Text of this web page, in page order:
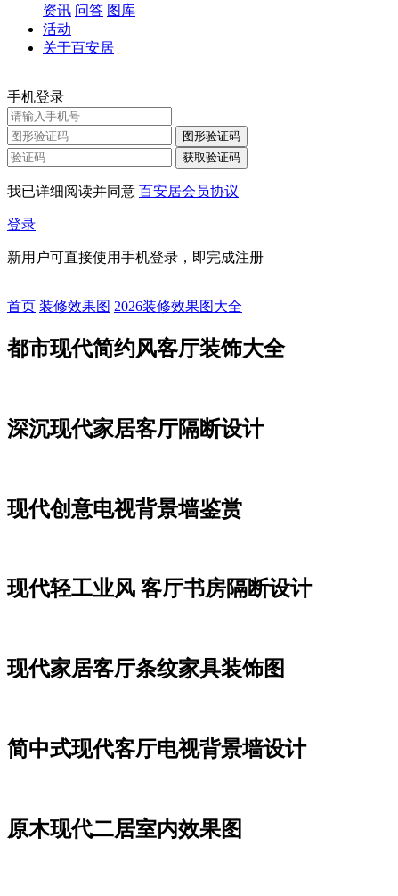
资讯 问答 图库
活动
关于百安居
手机登录
图形验证码
获取验证码
我已详细阅读并同意 百安居会员协议
登录
新用户可直接使用手机登录，即完成注册
首页 装修效果图 2026装修效果图大全
都市现代简约风客厅装饰大全
深沉现代家居客厅隔断设计
现代创意电视背景墙鉴赏
现代轻工业风 客厅书房隔断设计
现代家居客厅条纹家具装饰图
简中式现代客厅电视背景墙设计
原木现代二居室内效果图